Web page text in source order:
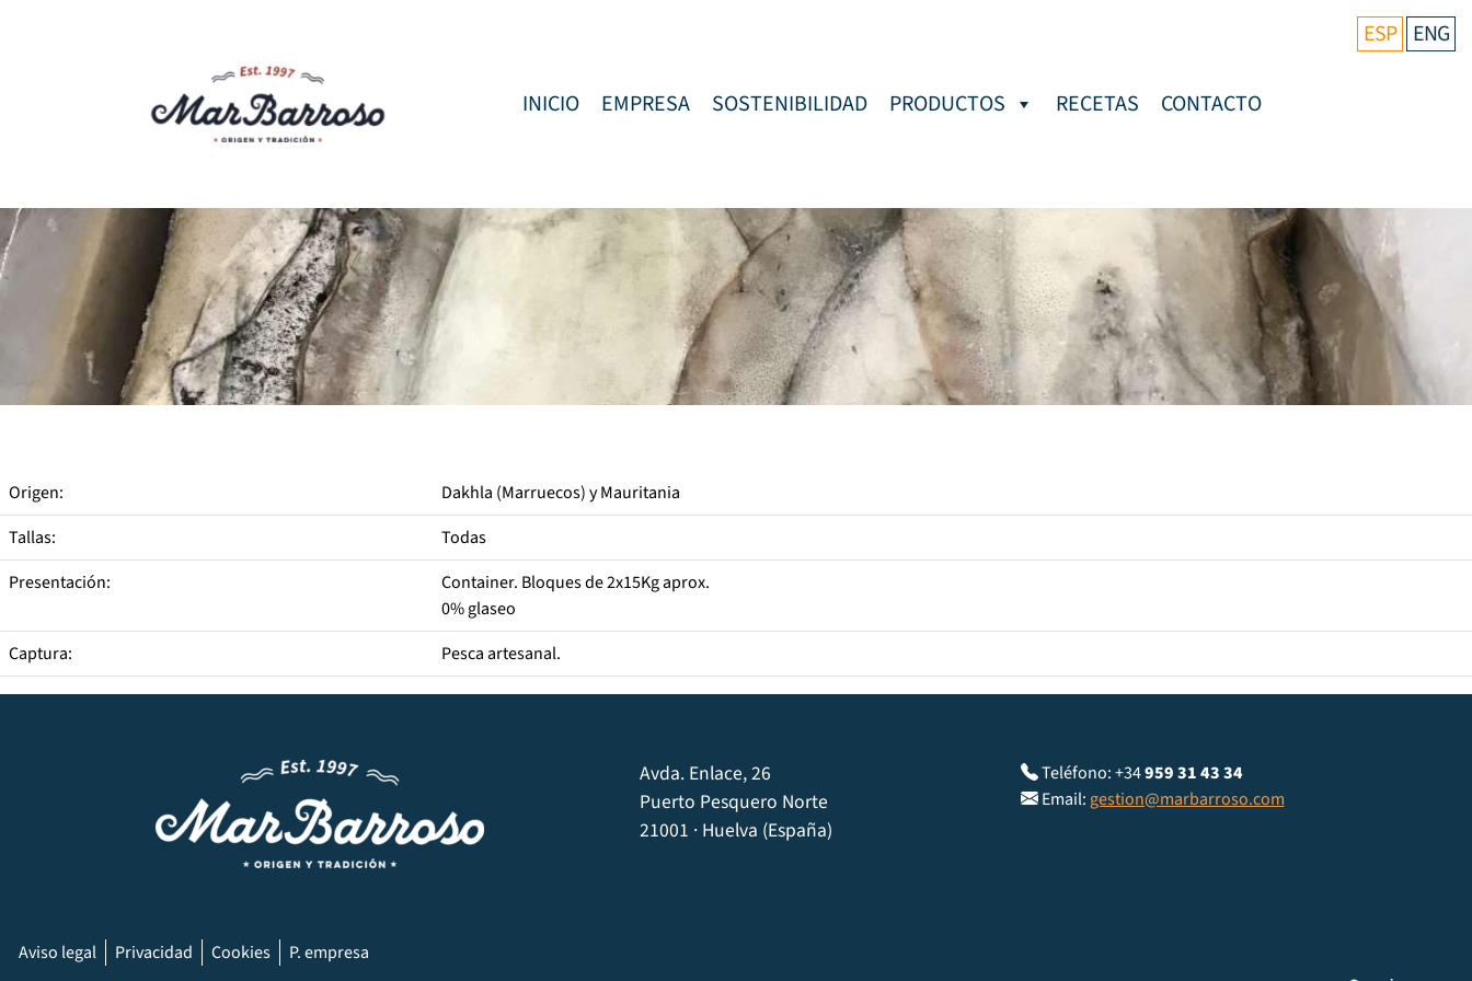
ESP ENG
INICIO EMPRESA SOSTENIBILIDAD PRODUCTOS RECETAS CONTACTO
Origen:
Dakhla (Marruecos) y Mauritania
Tallas:
Todas
Presentación:
Container. Bloques de 2x15Kg aprox.
0% glaseo
Captura:
Pesca artesanal.
Avda. Enlace, 26
Puerto Pesquero Norte
21001 · Huelva (España)
Teléfono: +34959 31 43 34
Email: gestion@marbarroso.com
Aviso legal Privacidad Cookies P. empresa